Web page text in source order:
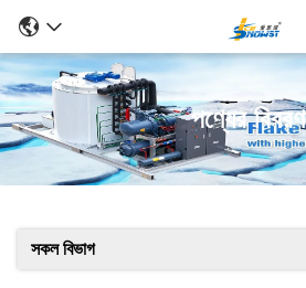
পণ্যের বিবরণ
সকল বিভাগ